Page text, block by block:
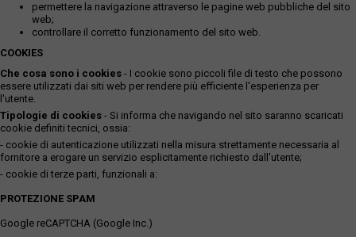
permettere la navigazione attraverso le pagine web pubbliche del sito
web;
controllare il corretto funzionamento del sito web.
COOKIES
Che cosa sono i cookies - I cookie sono piccoli file di testo che possono
essere utilizzati dai siti web per rendere più efficiente l'esperienza per
l'utente.
Tipologie di cookies - Si informa che navigando nel sito saranno scaricati
cookie definiti tecnici, ossia:
- cookie di autenticazione utilizzati nella misura strettamente necessaria al
fornitore a erogare un servizio esplicitamente richiesto dall'utente;
- cookie di terze parti, funzionali a:
PROTEZIONE SPAM
Google reCAPTCHA (Google Inc.)